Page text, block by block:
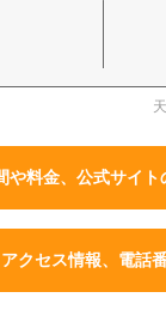
や料金、公式サイト
クセス情報、電話